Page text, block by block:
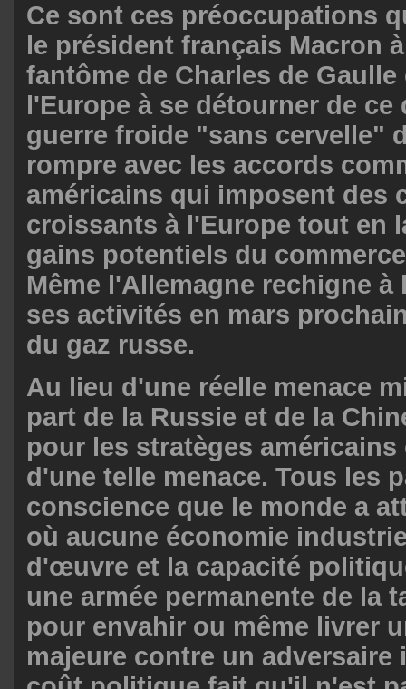
Ce sont ces préoccupations
le président français Macron
fantôme de Charles de
l'Europe à se détourner de
guerre froide "sans cervelle"
rompre avec les accords
américains qui imposent des
croissants à l'Europe tout en
gains potentiels du
Même l'Allemagne rechigne à
ses activités en mars
du gaz russe.
Au lieu d'une réelle menace
part de la Russie et de la
pour les stratèges américains
d'une telle menace. Tous les
conscience que le monde a
où aucune économie
d'œuvre et la capacité
une armée permanente de la
pour envahir ou même livrer
majeure contre un adversaire